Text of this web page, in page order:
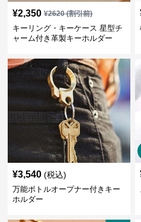
¥2,350 ¥2620(割引前)
キーリング・キーケース 星型チ
ャーム付き革製キーホルダー
¥3,540 (税込)
万能ボトルオープナー付きキー
ホルダー